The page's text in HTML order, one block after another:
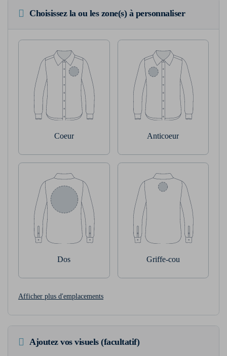
Choisissez la ou les zone(s) à personnaliser
Coeur Anticoeur
Dos Griffe-cou
Afficher plus d'emplacements
Ajoutez vos visuels (facultatif)